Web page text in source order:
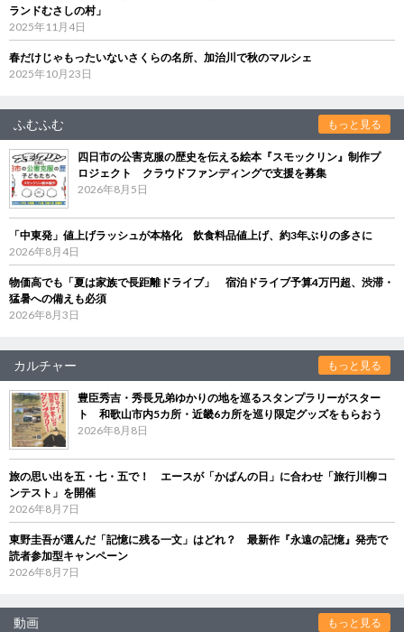
ランドむさしの村」
2025年11月4日
春だけじゃもったいないさくらの名所、加治川で秋のマルシェ
2025年10月23日
ふむふむ もっと見る
四日市の公害克服の歴史を伝える絵本『スモックリン』制作プ
ロジェクト クラウドファンディングで支援を募集
2026年8月5日
「中東発」値上げラッシュが本格化 飲食料品値上げ、約3年ぶりの多さに
2026年8月4日
物価高でも「夏は家族で長距離ドライブ」 宿泊ドライブ予算4万円超、渋滞・
猛暑への備えも必須
2026年8月3日
カルチャー もっと見る
豊臣秀吉・秀長兄弟ゆかりの地を巡るスタンプラリーがスター
ト 和歌山市内5カ所・近畿6カ所を巡り限定グッズをもらおう
2026年8月8日
旅の思い出を五・七・五で！ エースが「かばんの日」に合わせ「旅行川柳コ
ンテスト」を開催
2026年8月7日
東野圭吾が選んだ「記憶に残る一文」はどれ？ 最新作『永遠の記憶』発売で
読者参加型キャンペーン
2026年8月7日
動画 もっと見る